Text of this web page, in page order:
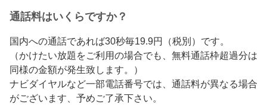
通話料はいくらですか？
国内への通話であれば30秒毎19.9円（税別）です。
（かけたい放題をご利用の場合でも、無料通話枠超過分は
同様の金額が発生致します。）
ナビダイヤルなど一部電話番号では、通話料が異なる場合
がございます、予めご了承下さい。